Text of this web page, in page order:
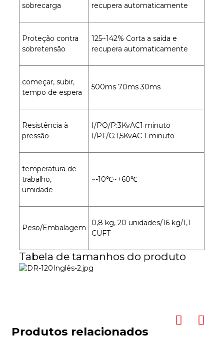
sobrecarga
recupera automaticamente
Proteção contra
sobretensão
125~142% Corta a saída e
recupera automaticamente
começar, subir,
tempo de espera
500ms 70ms 30ms
Resistência à
pressão
I/PO/P:3KvAC1 minuto
I/PF/G:1,5KvAC 1 minuto
temperatura de
trabalho,
umidade
~-10℃~+60℃
Peso/Embalagem
0,8 kg, 20 unidades/16 kg/1,1
CUFT
Tabela de tamanhos do produto
Produtos relacionados